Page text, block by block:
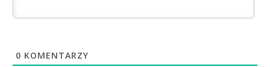
0 KOMENTARZY